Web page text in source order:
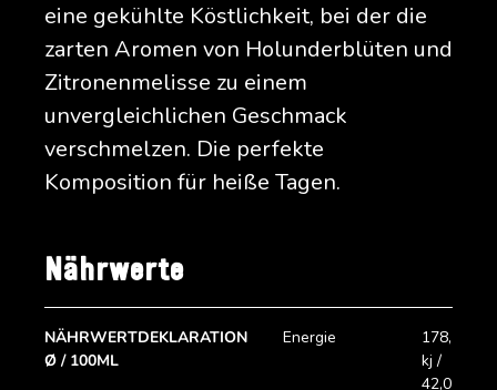
eine gekühlte Köstlichkeit, bei der die
zarten Aromen von Holunderblüten und
Zitronenmelisse zu einem
unvergleichlichen Geschmack
verschmelzen. Die perfekte
Komposition für heiße Tagen.
Nährwerte
NÄHRWERTDEKLARATION
Ø / 100ML
Energie
178,50
kj /
42,0